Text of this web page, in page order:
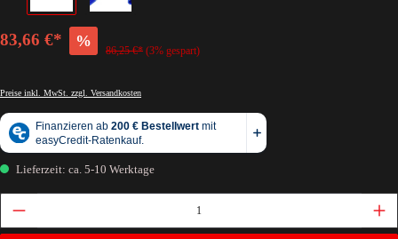
83,66 €* %
86,25 €* (3% gespart)
Preise inkl. MwSt. zzgl. Versandkosten
Lieferzeit: ca. 5-10 Werktage